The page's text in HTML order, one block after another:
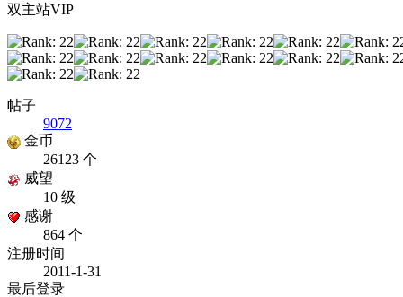
双主站VIP
帖子
9072
金币
26123 个
威望
10 级
感谢
864 个
注册时间
2011-1-31
最后登录